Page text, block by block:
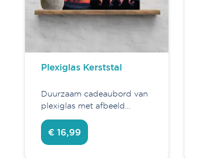
Plexiglas Kerststal
Duurzaam cadeaubord van
plexiglas met afbeeld…
€ 16,99